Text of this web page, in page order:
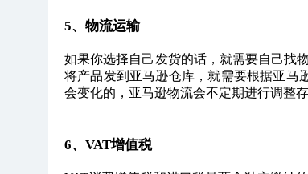
5、物流运输
如果你选择自己发货的话，就需要自己找
将产品发到亚马逊仓库，就需要根据亚马
会变化的，亚马逊物流会不定期进行调整
6、VAT增值税